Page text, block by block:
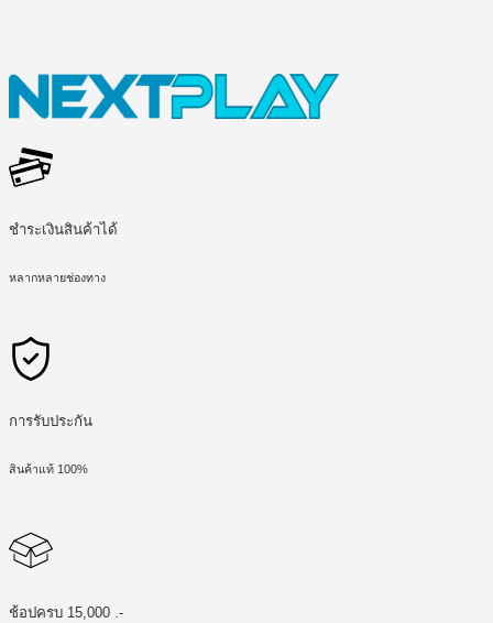
ชำระเงินสินค้าได้
หลากหลายช่องทาง
การรับประกัน
สินค้าแท้ 100%
ช้อปครบ 15,000 .-